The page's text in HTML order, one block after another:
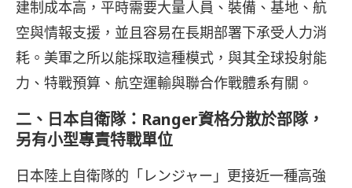
建制成本高，平時需要大量人員、裝備、基地、航
空與情報支援，並且容易在長期部署下承受人力消
耗。美軍之所以能採取這種模式，與其全球投射能
力、特戰預算、航空運輸與聯合作戰體系有關。
二、日本自衛隊：Ranger資格分散於部隊，
另有小型專責特戰單位
日本陸上自衛隊的「レンジャー」更接近一種高強